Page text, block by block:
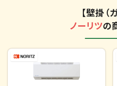
【壁掛（
ノーリツの